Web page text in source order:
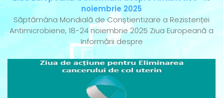
noiembrie 2025
Săptămâna Mondială de Conștientizare a Rezistenței
Antimicrobiene, 18-24 noiembrie 2025 Ziua Europeană a
Informării despre